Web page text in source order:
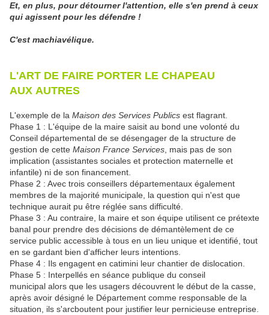
Et, en plus, pour détourner l'attention, elle s'en prend à ceux
qui agissent pour les défendre !
C'est machiavélique.
L'ART DE FAIRE PORTER LE CHAPEAU
AUX AUTRES
L'exemple de la Maison des Services Publics est flagrant.
Phase 1 : L'équipe de la maire saisit au bond une volonté du
Conseil départemental de se désengager de la structure de
gestion de cette Maison France Services , mais pas de son
implication (assistantes sociales et protection maternelle et
infantile) ni de son financement.
Phase 2 : Avec trois conseillers départementaux également
membres de la majorité municipale, la question qui n'est que
technique aurait pu être réglée sans difficulté.
Phase 3 : Au contraire, la maire et son équipe utilisent ce prétexte
banal pour prendre des décisions de démantèlement de ce
service public accessible à tous en un lieu unique et identifié, tout
en se gardant bien d'afficher leurs intentions.
Phase 4 : Ils engagent en catimini leur chantier de dislocation.
Phase 5 : Interpellés en séance publique du conseil
municipal alors que les usagers découvrent le début de la casse,
après avoir désigné le Département comme responsable de la
situation, ils s'arcboutent pour justifier leur pernicieuse entreprise.